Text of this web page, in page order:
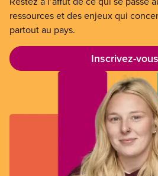
ressources et des enjeux qui
partout au pays.
Inscrivez-vous